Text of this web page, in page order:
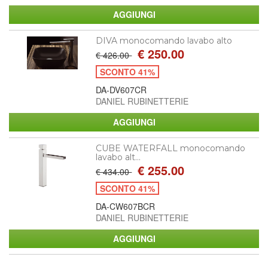
DIVA monocomando lavabo alto
€ 426.00 € 250.00
SCONTO 41%
DA-DV607CR
DANIEL RUBINETTERIE
CUBE WATERFALL monocomando
lavabo alt...
€ 434.00 € 255.00
SCONTO 41%
DA-CW607BCR
DANIEL RUBINETTERIE